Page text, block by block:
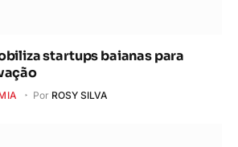
startups baianas para
Por ROSY SILVA